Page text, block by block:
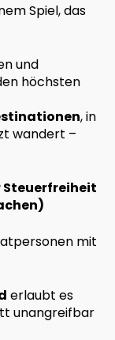
Spiel, das
und
höchsten
, in
wandert –
Steuerfreiheit
mit
erlaubt es
unangreifbar